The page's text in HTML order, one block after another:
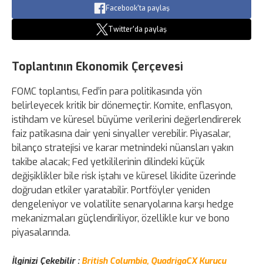
Facebook'ta paylaş
Twitter'da paylaş
Toplantının Ekonomik Çerçevesi
FOMC toplantısı, Fed’in para politikasında yön
belirleyecek kritik bir dönemeçtir. Komite, enflasyon,
istihdam ve küresel büyüme verilerini değerlendirerek
faiz patikasına dair yeni sinyaller verebilir. Piyasalar,
bilanço stratejisi ve karar metnindeki nüansları yakın
takibe alacak; Fed yetkililerinin dilindeki küçük
değişiklikler bile risk iştahı ve küresel likidite üzerinde
doğrudan etkiler yaratabilir. Portföyler yeniden
dengeleniyor ve volatilite senaryolarına karşı hedge
mekanizmaları güçlendiriliyor, özellikle kur ve bono
piyasalarında.
İlginizi Çekebilir : British Columbia, QuadrigaCX Kurucu